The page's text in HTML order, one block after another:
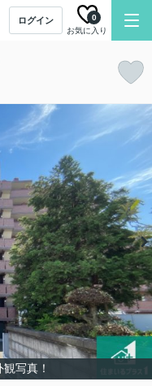
ログイン
お気に入り
0
写真！